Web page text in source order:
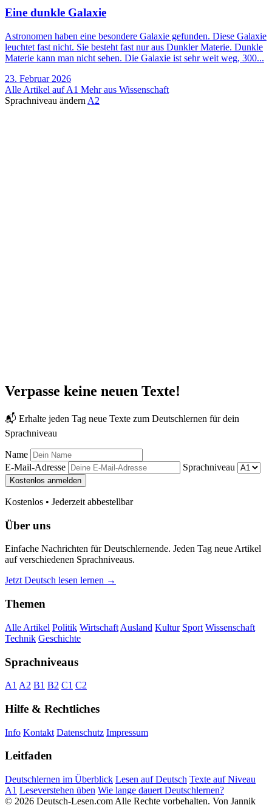
Eine dunkle Galaxie
Astronomen haben eine besondere Galaxie gefunden. Diese Galaxie
leuchtet fast nicht. Sie besteht fast nur aus Dunkler Materie. Dunkle
Materie kann man nicht sehen. Die Galaxie ist sehr weit weg, 300...
23. Februar 2026
Alle Artikel auf A1 Mehr aus Wissenschaft
Sprachniveau ändern A2
Verpasse keine neuen Texte!
📬 Erhalte jeden Tag neue Texte zum Deutschlernen für dein
Sprachniveau
Name
E-Mail-Adresse
Sprachniveau
Kostenlos anmelden
Kostenlos • Jederzeit abbestellbar
Über uns
Einfache Nachrichten für Deutschlernende. Jeden Tag neue Artikel
auf verschiedenen Sprachniveaus.
Jetzt Deutsch lesen lernen →
Themen
Alle Artikel Politik Wirtschaft Ausland Kultur Sport Wissenschaft
Technik Geschichte
Sprachniveaus
A1 A2 B1 B2 C1 C2
Hilfe & Rechtliches
Info Kontakt Datenschutz Impressum
Leitfaden
Deutschlernen im Überblick Lesen auf Deutsch Texte auf Niveau
A1 Leseverstehen üben Wie lange dauert Deutschlernen?
© 2026 Deutsch-Lesen.com Alle Rechte vorbehalten. Von Jannik